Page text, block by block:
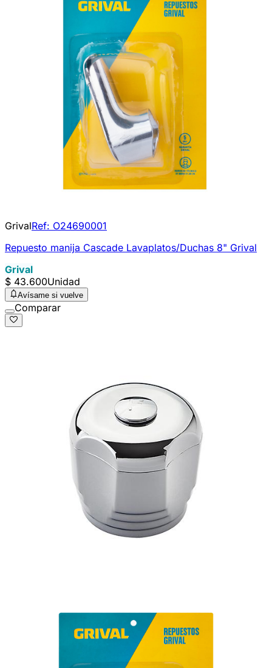
GrivalRef: O24690001
Repuesto manija Cascade Lavaplatos/Duchas 8" Grival
Grival
$ 43.600Unidad
Avísame si vuelve
Comparar